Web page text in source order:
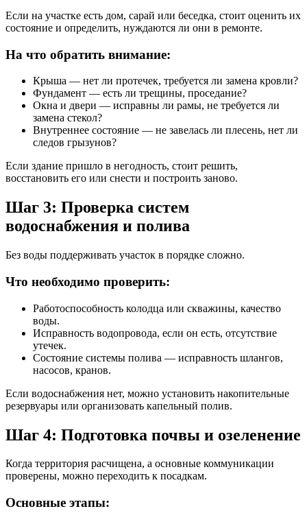
Если на участке есть дом, сарай или беседка, стоит оценить их
состояние и определить, нуждаются ли они в ремонте.
На что обратить внимание:
Крыша — нет ли протечек, требуется ли замена кровли?
Фундамент — есть ли трещины, проседание?
Окна и двери — исправны ли рамы, не требуется ли
замена стекол?
Внутреннее состояние — не завелась ли плесень, нет ли
следов грызунов?
Если здание пришло в негодность, стоит решить,
восстановить его или снести и построить заново.
Шаг 3: Проверка систем
водоснабжения и полива
Без воды поддерживать участок в порядке сложно.
Что необходимо проверить:
Работоспособность колодца или скважины, качество
воды.
Исправность водопровода, если он есть, отсутствие
утечек.
Состояние системы полива — исправность шлангов,
насосов, кранов.
Если водоснабжения нет, можно установить накопительные
резервуары или организовать капельный полив.
Шаг 4: Подготовка почвы и озеленение
Когда территория расчищена, а основные коммуникации
проверены, можно переходить к посадкам.
Основные этапы: